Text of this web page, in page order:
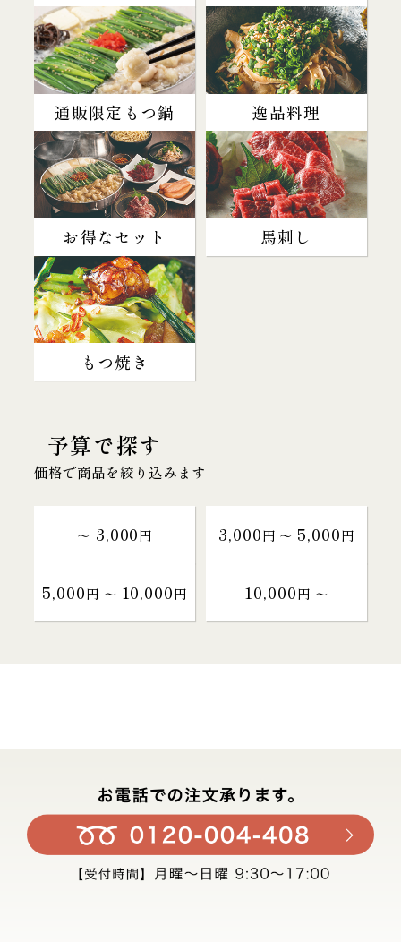
通販限定もつ鍋 逸品料理
お得なセット 馬刺し
もつ焼き
予算で探す
価格で商品を絞り込みます
～ 3,000円 3,000円 〜 5,000円
5,000円 〜 10,000円 10,000円 〜